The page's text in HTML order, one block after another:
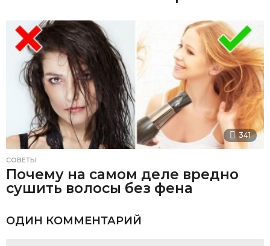
341
СОВЕТЫ
Почему на самом деле вредно
сушить волосы без фена
ОДИН КОММЕНТАРИЙ